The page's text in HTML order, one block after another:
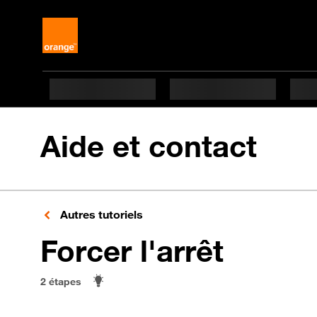
Aide et contact
Autres tutoriels
Forcer l'arrêten 2
2 étapes